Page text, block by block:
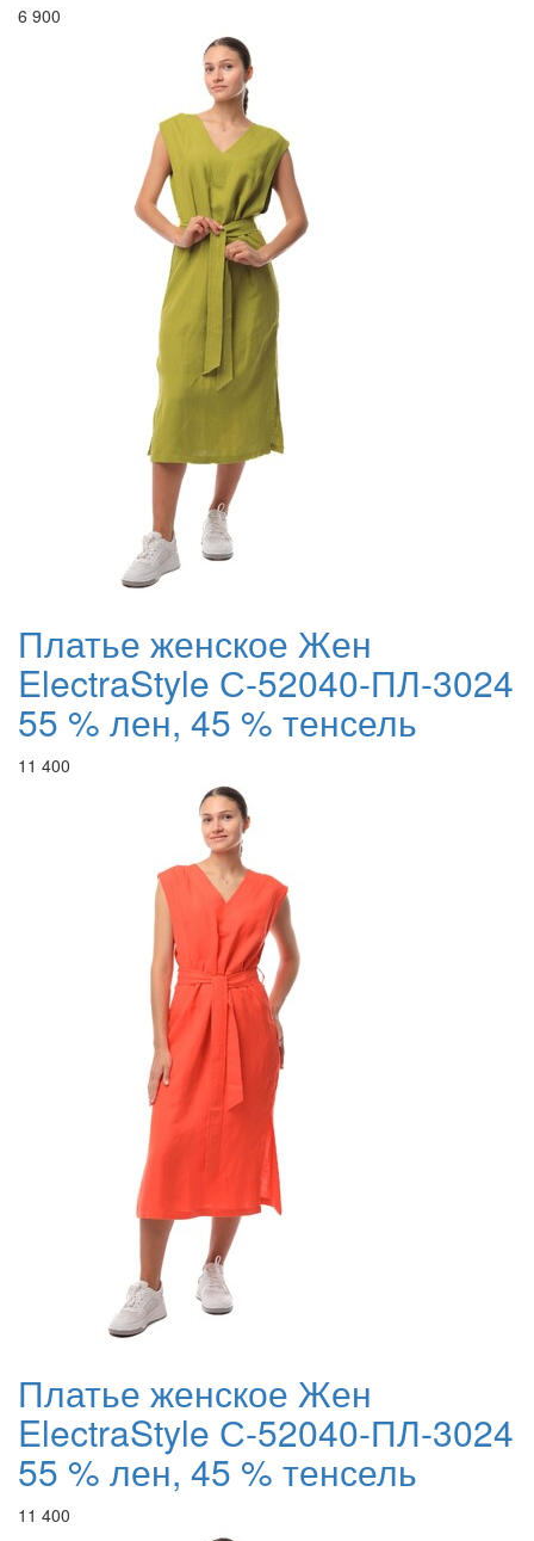
6 900
Платье женское Жен
ElectraStyle С-52040-ПЛ-3024
55 % лен, 45 % тенсель
11 400
Платье женское Жен
ElectraStyle С-52040-ПЛ-3024
55 % лен, 45 % тенсель
11 400